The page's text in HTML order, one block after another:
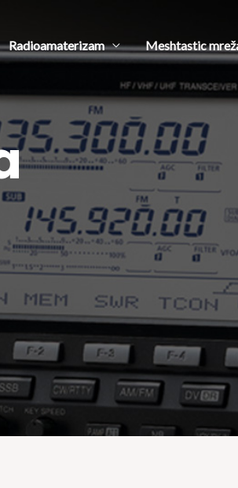
Radioamaterizam Meshtastic